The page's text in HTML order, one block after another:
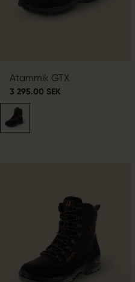
Atammik GTX
3 295.00 SEK